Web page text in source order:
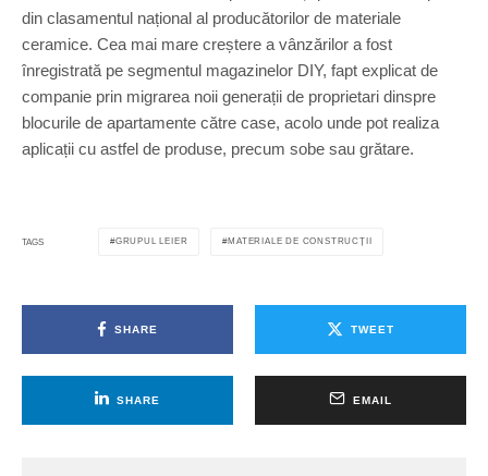
din clasamentul național al producătorilor de materiale
ceramice. Cea mai mare creștere a vânzărilor a fost
înregistrată pe segmentul magazinelor DIY, fapt explicat de
companie prin migrarea noii generații de proprietari dinspre
blocurile de apartamente către case, acolo unde pot realiza
aplicații cu astfel de produse, precum sobe sau grătare.
TAGS GRUPUL LEIER MATERIALE DE CONSTRUCȚII
SHARE TWEET
SHARE EMAIL